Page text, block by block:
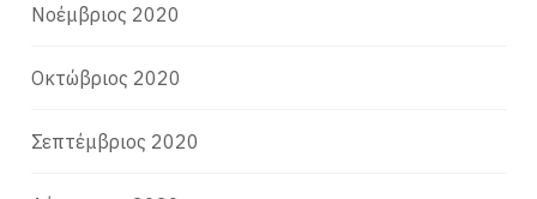
Νοέμβριος 2020
Οκτώβριος 2020
Σεπτέμβριος 2020